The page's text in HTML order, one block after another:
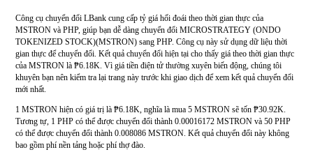
Công cụ chuyển đổi LBank cung cấp tỷ giá hối đoái theo thời gian thực của
MSTRON và PHP, giúp bạn dễ dàng chuyển đổi MICROSTRATEGY (ONDO
TOKENIZED STOCK)(MSTRON) sang PHP. Công cụ này sử dụng dữ liệu thời
gian thực để chuyển đổi. Kết quả chuyển đổi hiện tại cho thấy giá theo thời gian thực
của MSTRON là ₱6.18K. Vì giá tiền điện tử thường xuyên biến động, chúng tôi
khuyên bạn nên kiểm tra lại trang này trước khi giao dịch để xem kết quả chuyển đổi
mới nhất.
1 MSTRON hiện có giá trị là ₱6.18K, nghĩa là mua 5 MSTRON sẽ tốn ₱30.92K.
Tương tự, 1 PHP có thể được chuyển đổi thành 0.00016172 MSTRON và 50 PHP
có thể được chuyển đổi thành 0.008086 MSTRON. Kết quả chuyển đổi này không
bao gồm phí nền tảng hoặc phí thợ đào.